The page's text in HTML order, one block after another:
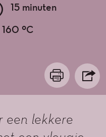
15 minuten
ºC
een lekkere